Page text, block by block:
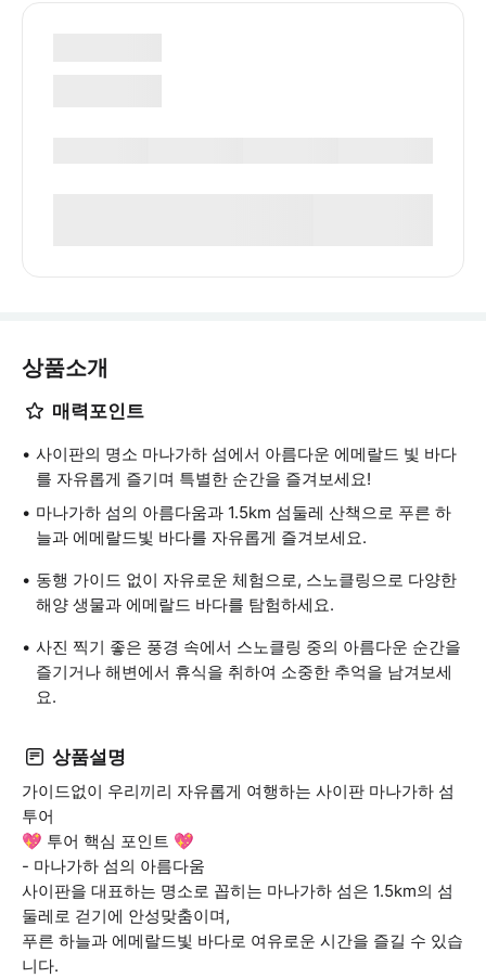
상품소개
매력포인트
사이판의 명소 마나가하 섬에서 아름다운 에메랄드 빛 바다
를 자유롭게 즐기며 특별한 순간을 즐겨보세요!
마나가하 섬의 아름다움과 1.5km 섬둘레 산책으로 푸른 하
늘과 에메랄드빛 바다를 자유롭게 즐겨보세요.
동행 가이드 없이 자유로운 체험으로, 스노클링으로 다양한
해양 생물과 에메랄드 바다를 탐험하세요.
사진 찍기 좋은 풍경 속에서 스노클링 중의 아름다운 순간을
즐기거나 해변에서 휴식을 취하여 소중한 추억을 남겨보세
요.
상품설명
가이드없이 우리끼리 자유롭게 여행하는 사이판 마나가하 섬
투어
💖 투어 핵심 포인트 💖
- 마나가하 섬의 아름다움
사이판을 대표하는 명소로 꼽히는 마나가하 섬은 1.5km의 섬
둘레로 걷기에 안성맞춤이며,
푸른 하늘과 에메랄드빛 바다로 여유로운 시간을 즐길 수 있습
니다.